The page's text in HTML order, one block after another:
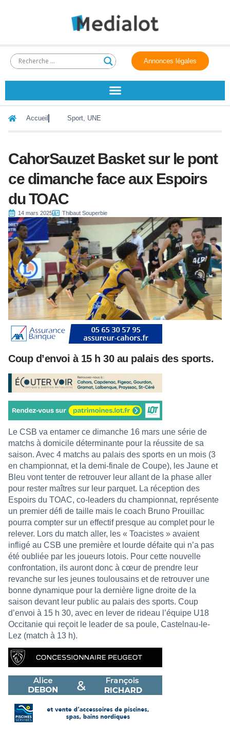
Annonces légales
Accueil Sport, UNE
CahorSauzet Basket sur le pont
ce dimanche face aux Espoirs
du TOAC
14 mars 2025 Thibaut Souperbie
Coup d’envoi à 15 h 30 au palais des sports.
Le CSB va entamer ce dimanche 16 mars une série de
matchs à domicile déterminante pour la réussite de sa
saison. Avec 4 matchs au palais des sports en un mois (3
en championnat, et la demi-finale de Coupe), les Jaune et
Bleu vont tenter de retrouver leur allant de la phase aller
pour rester maîtres sur leur parquet. La réception des
Espoirs du TOAC, co-leaders du championnat, représente
un premier défi de taille mais le coach Bruno Prouillac
pourra compter sur un effectif presque au complet pour le
relever. Lors du match aller, les « Toacistes » avaient
infligé au CSB une première et lourde défaite qui n’a pas
été oubliée par les joueurs lotois. Pour cette nouvelle
confrontation, ils auront donc à cœur de prendre leur
revanche sur les jeunes toulousains et de retrouver une
bonne dynamique pour la dernière ligne droite de la
saison devant leur public au palais des sports. Coup
d’envoi à 15 h 30, avec en lever de rideau l’équipe U18
Occitanie qui reçoit le leader de sa poule, Castelnau-le-
Lez (match à 13 h).